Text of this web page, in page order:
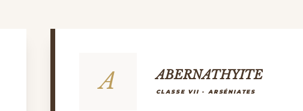
A ABERNATHYITE
CLASSE VII - ARSÉNIATES